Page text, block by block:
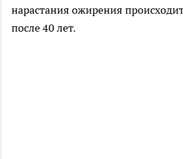
нарастания ожирения
после 40 лет.